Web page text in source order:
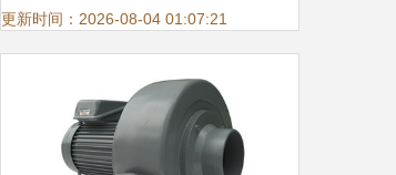
更新时间：2026-08-04 01:07:21